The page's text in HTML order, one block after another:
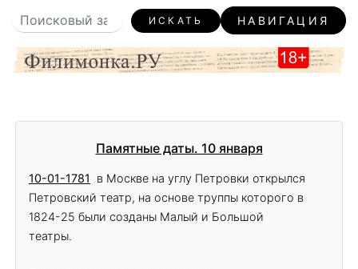
ИСКАТЬ НАВИГАЦИЯ
Памятные даты. 10 января
10-01-1781
в Москве на углу Петровки открылся
Петровский театр, на основе труппы которого в
1824-25 были созданы Малый и Большой
театры.